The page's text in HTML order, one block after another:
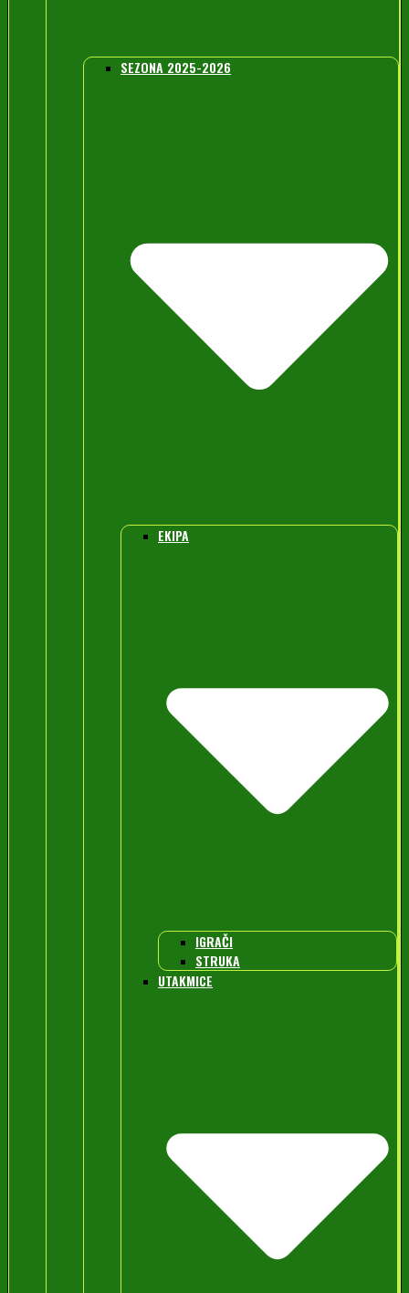
SEZONA 2025-2026
EKIPA
IGRAČI
STRUKA
UTAKMICE